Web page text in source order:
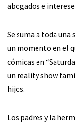
abogados e
Se suma a toda
un momento en el
cómicas en
un reality show
hijos.
Los padres y la